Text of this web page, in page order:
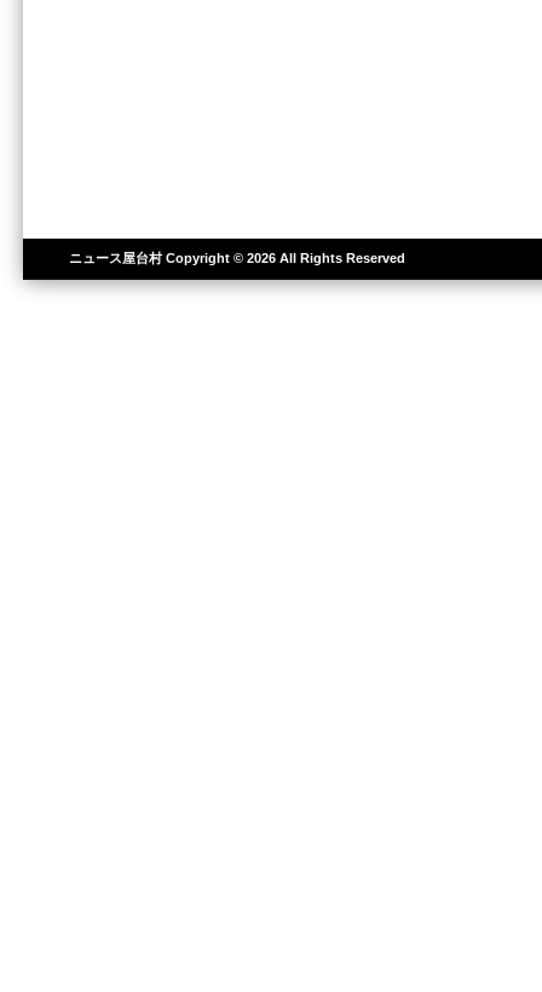
ニュース屋台村Copyright © 2026 All Rights Reserved